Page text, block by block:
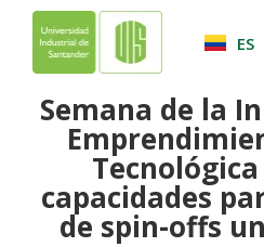
ES
Semana de la
capacidades
de spin-offs